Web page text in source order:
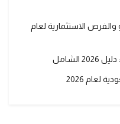
الاستثمارية لعام
لعام 2026